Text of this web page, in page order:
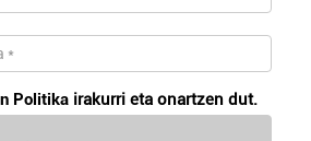
Politika irakurri eta onartzen dut.